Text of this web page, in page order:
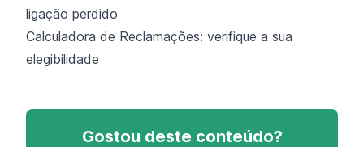
ligação perdido
Calculadora de Reclamações: verifique a sua
elegibilidade
Gostou deste conteúdo?